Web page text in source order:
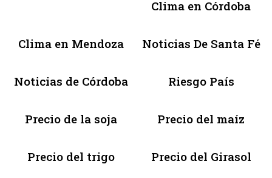
Clima en Córdoba
Clima en Mendoza Noticias De Santa Fé
Noticias de Córdoba Riesgo País
Precio de la soja Precio del maíz
Precio del trigo Precio del Girasol